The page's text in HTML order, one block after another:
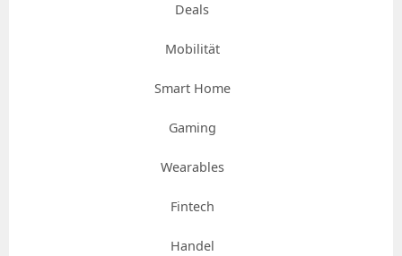
Deals
Mobilität
Smart Home
Gaming
Wearables
Fintech
Handel